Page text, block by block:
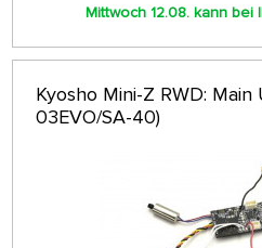
Mittwoch 12.08. kann bei
Kyosho Mini-Z RWD: Main
03EVO/SA-40)